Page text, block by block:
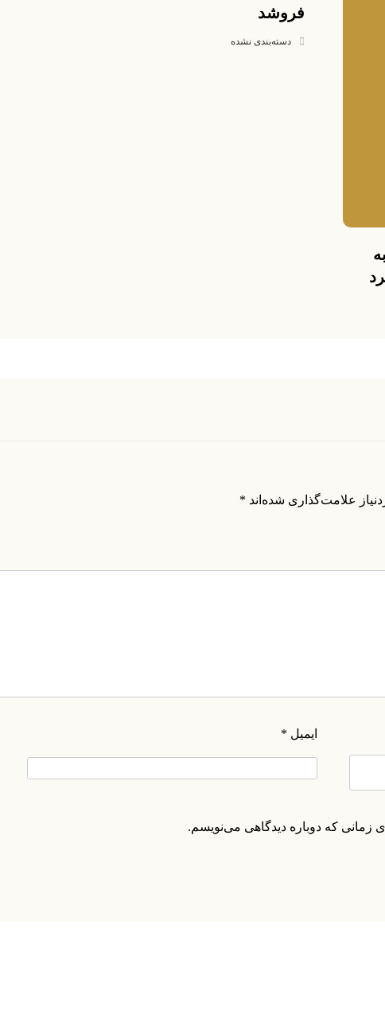
فروشد
دسته‌بندی نشده
علامت‌گذاری شده‌اند *
ایمیل *
زمانی که دوباره دیدگاهی می‌نویسم.
۰۲۱-۸۸۲۰۲۷۱۱-۲